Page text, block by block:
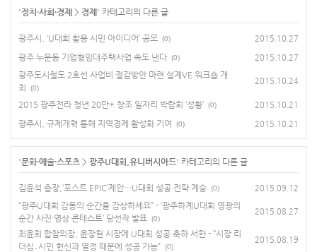
'정치·사회·경제 > 경제' 카테고리의 다른 글
광주시, ‘U대회 활용 시민 아이디어’ 공모 (0) 2015.10.27
광주 누문동 기업형임대주택사업 속도 낸다 (0) 2015.10.27
광주도시철도 2호선 사업비 절감방안 마련 설계VE 워크숍 개
최
(0)
2015.10.24
2015 광주전라 청년 20만+ 창조 일자리 박람회 ‘성황’ (0) 2015.10.21
광주시, 규제개혁 통해 지역경제 활성화 기여 (0) 2015.10.21
'문화·예술·스포츠 > 광주U대회.유니버시아드' 카테고리의 다른 글
김윤석 총장,‘포스트 EPIC’제안…U대회 성공 전략 계승 (0) 2015.09.12
“광주U대회 감동의 순간을 감상하세요” - ‘광주하계U대회 영광의
순간 사진·영상 콘테스트’ 당선작 발표
(0)
2015.08.27
최윤희 합참의장, 윤장현 시장에 U대회 성공 축하 서한 - “시장 리
더십․시민 헌신과 열정 때문에 성공 가능” (0)
2015.08.19